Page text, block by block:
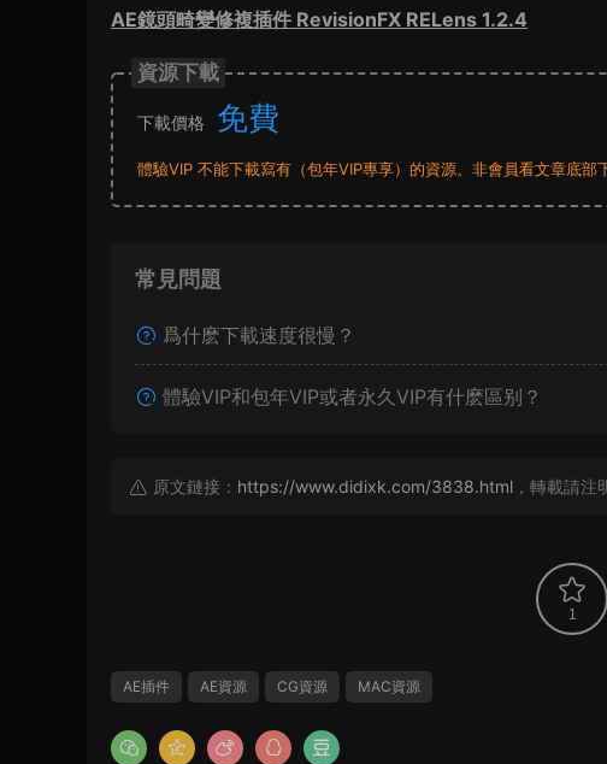
AE鏡頭畸變修複插件 RevisionFX RELens 1.2.4
資源下載
下載價格 免費
體驗VIP 不能下載寫有（包年VIP專享）的資源。非會員看文章底部
常見問題
爲什麽下載速度很慢？
體驗VIP和包年VIP或者永久VIP有什麽區别？
原文鏈接： https://www.didixk.com/3838.html ，轉載請注
1
AE插件 AE資源 CG資源 MAC資源